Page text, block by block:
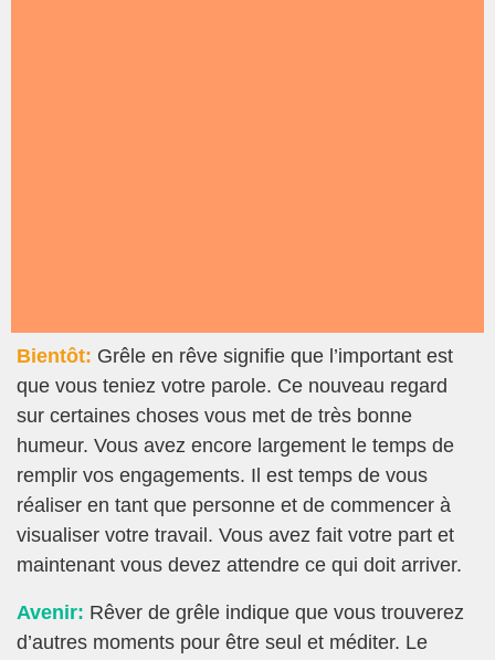
Bientôt: Grêle en rêve signifie que l’important est
que vous teniez votre parole. Ce nouveau regard
sur certaines choses vous met de très bonne
humeur. Vous avez encore largement le temps de
remplir vos engagements. Il est temps de vous
réaliser en tant que personne et de commencer à
visualiser votre travail. Vous avez fait votre part et
maintenant vous devez attendre ce qui doit arriver.
Avenir: Rêver de grêle indique que vous trouverez
d’autres moments pour être seul et méditer. Le